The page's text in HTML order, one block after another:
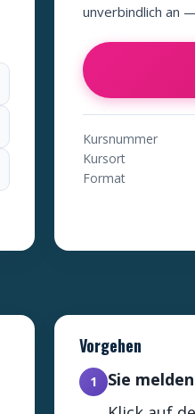
unverbindlich an
Kursnummer
Kursort
Format
Vorgehen
1
Sie